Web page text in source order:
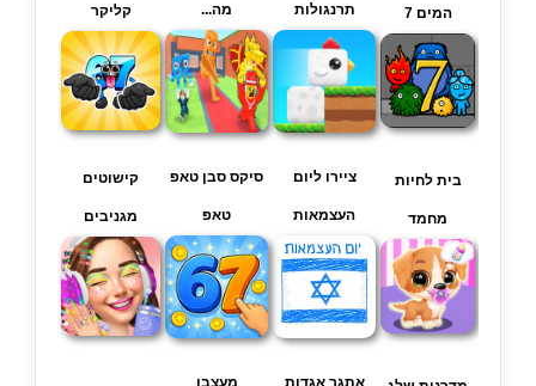
המים 7 תרנגולות מה... קליקר
בית לחיות
מחמד
ציירו ליום
העצמאות
סיקס סבן טאפ
טאפ
קישוטים
מגניבים
אתגר אגדות מעצבן